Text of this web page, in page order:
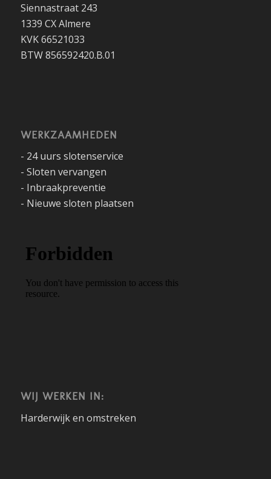
Siennastraat 243
1339 CX Almere
KVK 66521033
BTW 856592420.B.01
WERKZAAMHEDEN
- 24 uurs slotenservice
- Sloten vervangen
- Inbraakpreventie
- Nieuwe sloten plaatsen
WIJ WERKEN IN:
Harderwijk en omstreken